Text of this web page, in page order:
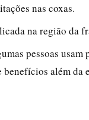
nas coxas.
na região da
pessoas
além da